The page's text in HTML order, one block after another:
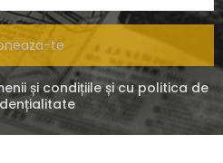
te
și condițiile și cu politica de